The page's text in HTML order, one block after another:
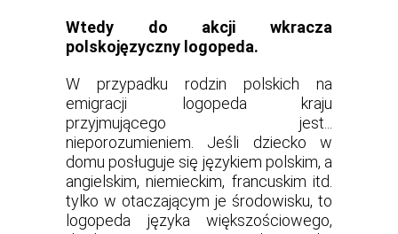
Wtedy do akcji wkracza
polskojęzyczny logopeda.
W przypadku rodzin polskich na
emigracji logopeda kraju
przyjmującego jest...
nieporozumieniem. Jeśli dziecko w
domu posługuje się językiem polskim, a
angielskim, niemieckim, francuskim itd.
tylko w otaczającym je środowisku, to
logopeda języka większościowego,